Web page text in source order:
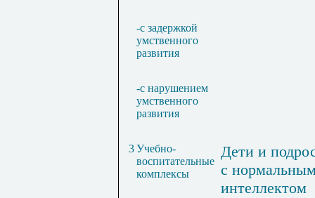
-с задержкой
умственного
развития
-с нарушением
умственного
развития
3 Учебно-
воспитательные
комплексы
Дети и
с
интеллектом